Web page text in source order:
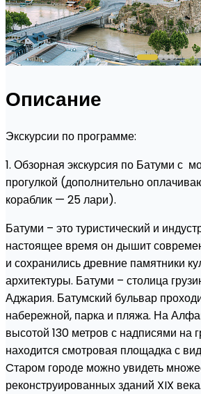
Описание
Экскурсии по программе:
1. Обзорная экскурсия по Батуми с
прогулкой (дополнительно
кораблик — 25 лари).
Батуми – это туристический и
настоящее время он дышит
и сохранились древние памятники
архитектуры. Батуми – столица
Аджария. Батумский бульвар
набережной, парка и пляжа. На
высотой 130 метров с надписями на
находится смотровая площадка с
Cтаром городе можно увидеть
реконструированных зданий XIX века.